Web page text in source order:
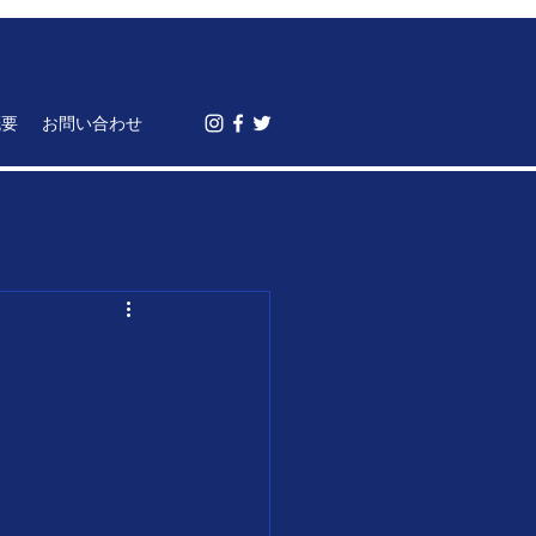
お問い合わせ